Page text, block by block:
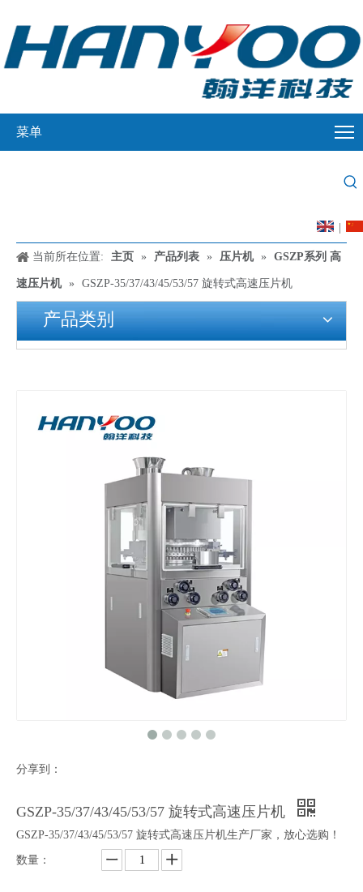
菜单
当前所在位置: 主页 » 产品列表 » 压片机 » GSZP系列 高
速压片机 » GSZP-35/37/43/45/53/57 旋转式高速压片机
产品类别
分享到：
GSZP-35/37/43/45/53/57 旋转式高速压片机
GSZP-35/37/43/45/53/57 旋转式高速压片机生产厂家，放心选购！
数量：